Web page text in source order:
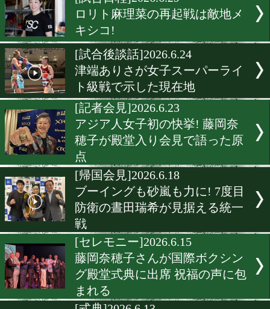
「敵地でも倒す」 和田ま
世界挑戦へ覚悟のニュージ
ンド決戦
[返上]2026.7.8
大澤あねらが日本女子フェ
級王座を返上
[試合日程]2026.7.7
ロリト麻理菜のメキシコ遠
中止
[試合日程]2026.6.29
ロリト麻理菜の再起戦は敵
キシコ!
[試合後談話]2026.6.24
津端ありさが女子スーパー